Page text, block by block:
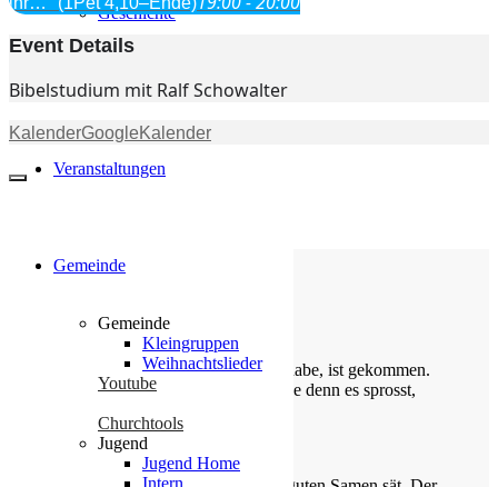
Geschichte
Veranstaltungen
Gemeinde
Gemeinde
Kleingruppen
Weihnachtslieder
Youtube
Churchtools
Jugend
Jugend Home
Intern
Event Details
Bibelstudium mit Ralf Schowalter
KalenderGoogleKalender
Die Losung von heute
Siehe, was ich früher verkündigt habe, ist gekommen.
So verkündige ich auch Neues; ehe denn es sprosst,
Jesaja 42,9